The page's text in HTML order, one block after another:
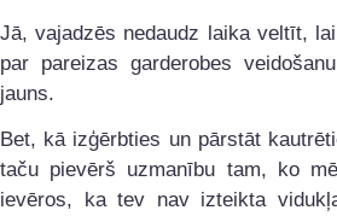
Jā, vajadzēs nedaudz laika veltīt,
par pareizas garderobes
jauns.
Bet, kā izģērbties un pārstāt
taču pievērš uzmanību tam, ko
ievēros, ka tev nav izteikta